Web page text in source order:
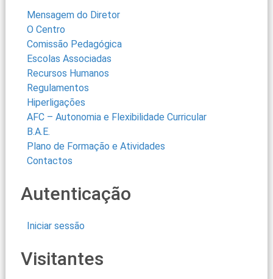
Mensagem do Diretor
O Centro
Comissão Pedagógica
Escolas Associadas
Recursos Humanos
Regulamentos
Hiperligações
AFC – Autonomia e Flexibilidade Curricular
B.A.E.
Plano de Formação e Atividades
Contactos
Autenticação
Iniciar sessão
Visitantes